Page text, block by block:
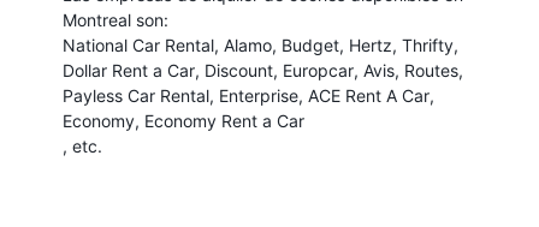
Montreal son:
National Car Rental Alamo Budget Hertz Thrifty
Dollar Rent a Car Discount Europcar Avis Routes
Payless Car Rental Enterprise ACE Rent A Car
Economy Economy Rent a Car
, etc.